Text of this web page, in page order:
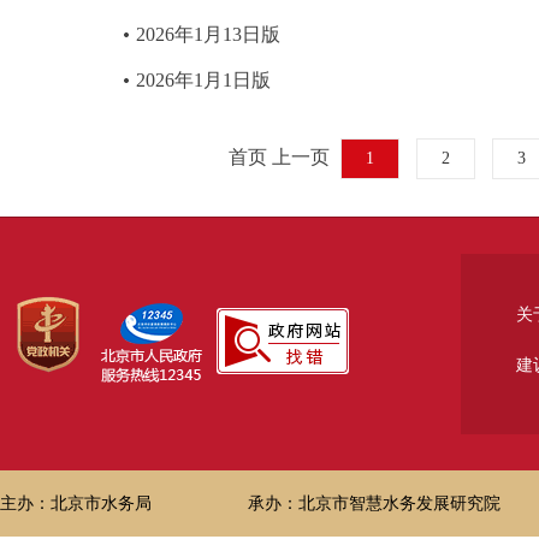
2026年1月13日版
2026年1月1日版
首页 上一页 1 2 3
关
建
主办：北京市水务局 承办：北京市智慧水务发展研究院